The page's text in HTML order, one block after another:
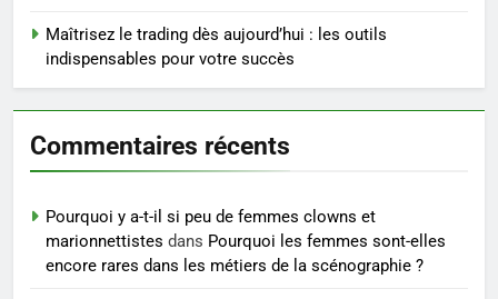
5
Infection chronique de l’oreille :
tout ce qu’il faut savoir sur les
saignements
SANTÉ
6
peau éclatante grâce à The
Ordinary
SANTÉ
Maîtrisez le trading dès aujourd’hui : les outils
indispensables pour votre succès
Commentaires récents
Pourquoi y a-t-il si peu de femmes clowns et
marionnettistes dans Pourquoi les femmes sont-elles
encore rares dans les métiers de la scénographie ?